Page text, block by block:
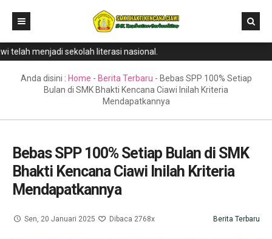
Home
Direktori
Berita
Literasi
Galeri
GTK & Siswa
PPDB
menjadi sekolah literasi nasional.
Anda disini : Home - Berita Terbaru - Bebas SPP 100% Setiap
Bulan di SMK Bhakti Kencana Ciawi Inilah Kriteria
Mendapatkannya
Bebas SPP 100% Setiap Bulan di SMK
Bhakti Kencana Ciawi Inilah Kriteria
Mendapatkannya
Sen, 20 Januari 2025 Dibaca 2768x Berita Terbaru